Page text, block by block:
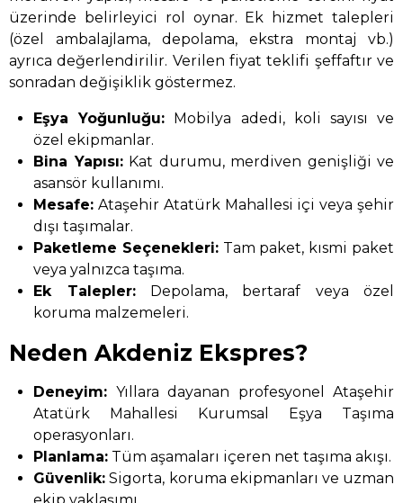
üzerinde belirleyici rol oynar. Ek hizmet talepleri
(özel ambalajlama, depolama, ekstra montaj vb.)
ayrıca değerlendirilir. Verilen fiyat teklifi şeffaftır ve
sonradan değişiklik göstermez.
Eşya Yoğunluğu: Mobilya adedi, koli sayısı ve
özel ekipmanlar.
Bina Yapısı:Kat durumu, merdiven genişliği ve
asansör kullanımı.
Mesafe: Ataşehir Atatürk Mahallesi içi veya şehir
dışı taşımalar.
Paketleme Seçenekleri:Tam paket, kısmi paket
veya yalnızca taşıma.
Ek Talepler:Depolama, bertaraf veya özel
koruma malzemeleri.
Neden Akdeniz Ekspres?
Deneyim: Yıllara dayanan profesyonel Ataşehir
Atatürk Mahallesi Kurumsal Eşya Taşıma
operasyonları.
Planlama: Tüm aşamaları içeren net taşıma akışı.
Güvenlik: Sigorta, koruma ekipmanları ve uzman